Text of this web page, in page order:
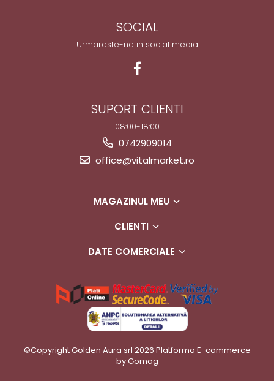
SOCIAL
Urmareste-ne in social media
SUPORT CLIENTI
08:00-18:00
0742909014
office@vitalmarket.ro
MAGAZINUL MEU
CLIENTI
DATE COMERCIALE
©Copyright Golden Aura srl 2026 Platforma E-commerce
by Gomag